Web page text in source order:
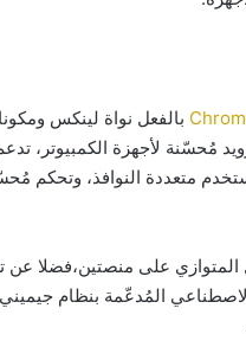
بالفعل نواة لينكس
مُحسّنة لأجهزة الكمبيوتر،
متعددة النوافذ، وتحكم
على منصتين،فضلا عن
المُدعّمة بنظام